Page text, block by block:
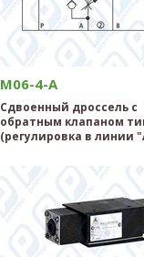
M06-4-A
Сдвоенный дроссель с
обратным клапаном
(регулировка в линии